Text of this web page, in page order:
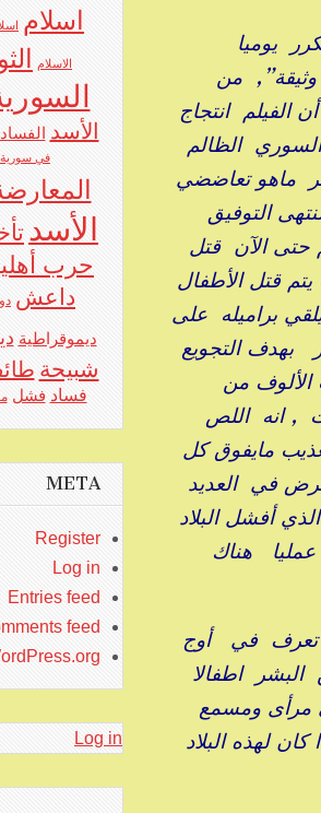
يوميا
من
انتجاج
الظالم
ماهو تعاضضي
التوفيق
حتى الآن قتل
يتم قتل الأطفال
براميله على
بهدف التجويع
من
, انه اللص
مايفوق كل
في العديد
أفشل البلاد
هناك
تعرف في أوج
اطفالا
مرأى ومسمع
لهذه البلاد
اسلام
الاسلام
الأسد
الفساد
في سورية
الأسد
حرب
داعش
ديموقراطية
شبيحة
فساد فشل
META
Register
Log in
Entries feed
feed
Log in